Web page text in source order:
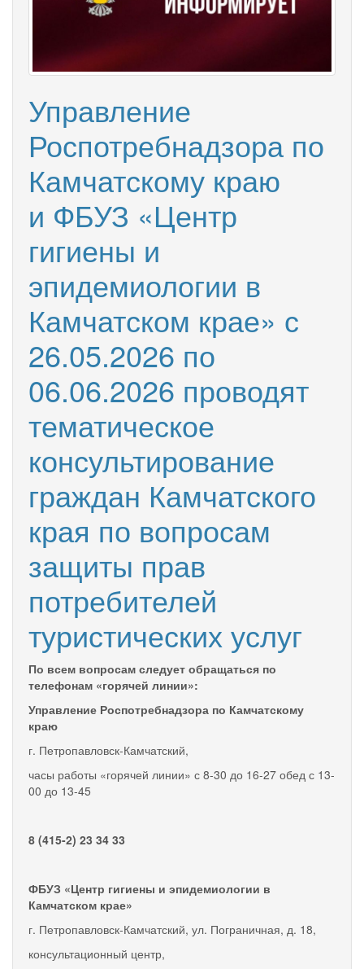
Управление
Роспотребнадзора по
Камчатскому краю
и ФБУЗ «Центр
гигиены и
эпидемиологии в
Камчатском крае» с
26.05.2026 по
06.06.2026 проводят
тематическое
консультирование
граждан Камчатского
края по вопросам
защиты прав
потребителей
туристических услуг
По всем вопросам следует обращаться по
телефонам «горячей линии»:
Управление Роспотребнадзора по Камчатскому
краю
г. Петропавловск-Камчатский,
часы работы «горячей линии» с 8-30 до 16-27 обед с 13-
00 до 13-45
8 (415-2) 23 34 33
ФБУЗ «Центр гигиены и эпидемиологии в
Камчатском крае»
г. Петропавловск-Камчатский, ул. Пограничная, д. 18,
консультационный центр,